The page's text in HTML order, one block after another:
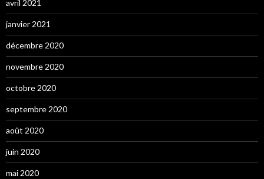
avril 2021
janvier 2021
décembre 2020
novembre 2020
octobre 2020
septembre 2020
août 2020
juin 2020
mai 2020